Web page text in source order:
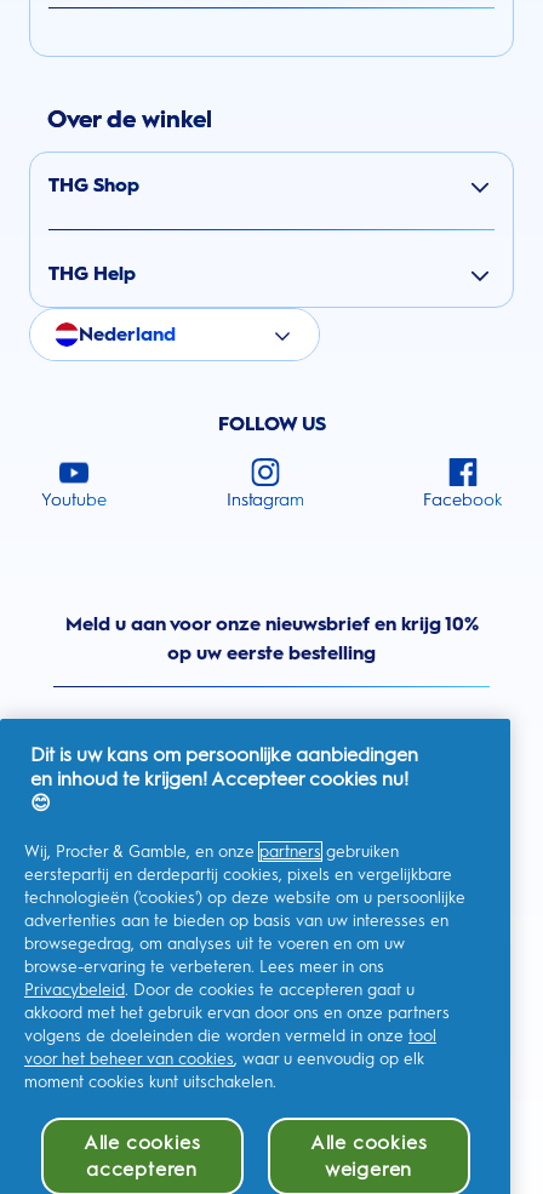
Over de winkel
THG Shop
THG Help
Nederland
FOLLOW US
Youtube Instagram Facebook
Meld u aan voor onze nieuwsbrief en krijg 10%
op uw eerste bestelling
Ik geef toestemming voor het ontvangen van
gepersonaliseerde communicatie met betrekking tot
aanbiedingen, nieuws en andere promotionele initiatieven van
Oral-B en andere
P&G-merken
kan me op elk momentafmelden.
Procter & Gamble, als verwerkingsverantwoordelijke, zal uw
persoonlijke gegevens verwerken zodat u zich bij deze site kunt
registreren en de interactie kunt aangaan met de aangeboden
diensten en zodat P&G u, afhankelijk van uw toestemming,
relevante commerciële berichten kan sturen, waaronder
gepersonaliseerde advertenties in online media. Ontdek hier
Voor meer informatie over de verwerking van uw gegevens en
uw privacy rechten, kunt u
kijken of ons volledige
raadplegen.
Dit is uw kans om persoonlijke aanbiedingen
en inhoud te krijgen! Accepteer cookies nu!
😊
Wij, Procter & Gamble, en onze partners gebruiken
eerstepartij en derdepartij cookies, pixels en vergelijkbare
technologieën ('cookies') op deze website om u persoonlijke
advertenties aan te bieden op basis van uw interesses en
browsegedrag, om analyses uit te voeren en om uw
browse-ervaring te verbeteren. Lees meer in ons
Privacybeleid. Door de cookies te accepteren gaat u
akkoord met het gebruik ervan door ons en onze partners
volgens de doeleinden die worden vermeld in onze tool
voor het beheer van cookies, waar u eenvoudig op elk
moment cookies kunt uitschakelen.
Alle cookies
accepteren
Alle cookies
weigeren